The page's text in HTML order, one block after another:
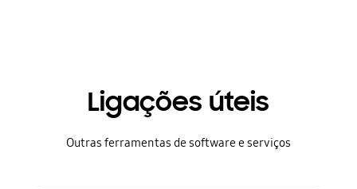
Ligações úteis
Outras ferramentas de software e serviços